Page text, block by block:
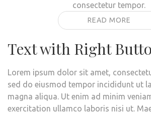
consectetur tempor.
READ MORE
Text with Right
Lorem ipsum dolor sit amet,
sed do eiusmod tempor incididunt ut
magna aliqua. Ut enim ad minim
exercitation ullamco laboris nisi ut.